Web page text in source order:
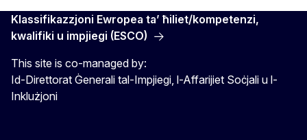
Klassifikazzjoni Ewropea ta’ ħiliet/kompetenzi,
kwalifiki u impjiegi (ESCO)
This site is co-managed by:
Id-Direttorat Ġenerali tal-Impjiegi, l-Affarijiet Soċjali u l-
Inklużjoni